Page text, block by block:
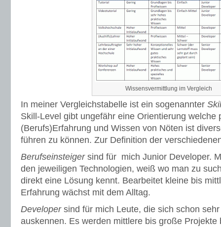
Wissensvermittlung im Vergleich
In meiner Vergleichstabelle ist ein sogenannter
Skill-Level gibt ungefähr eine Orientierung welche
(Berufs)Erfahrung und Wissen von Nöten ist
führen zu können. Zur Definition der
Berufseinsteigersind für mich Junior Developer.
den jeweiligen Technologien, weiß wo man zu
direkt eine Lösung kennt. Bearbeitet kleine bis
Erfahrung wächst mit dem Alltag.
Developersind für mich Leute, die sich schon
auskennen. Es werden mittlere bis große Projekte